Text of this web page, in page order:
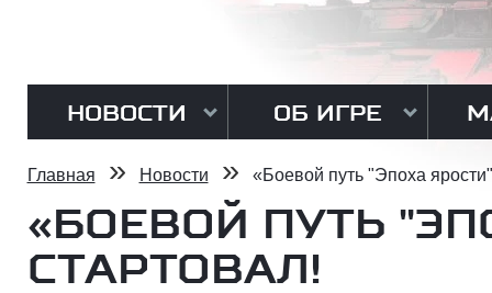
НОВОСТИ ОБ ИГРЕ
Главная » Новости » «Боевой путь "Эпоха
«БОЕВОЙ ПУТЬ
СТАРТОВАЛ!